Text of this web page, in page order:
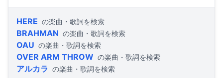
HERE の楽曲・歌詞を検索
BRAHMAN の楽曲・歌詞を検索
OAU の楽曲・歌詞を検索
OVER ARM THROW の楽曲・歌詞を検索
アルカラ の楽曲・歌詞を検索